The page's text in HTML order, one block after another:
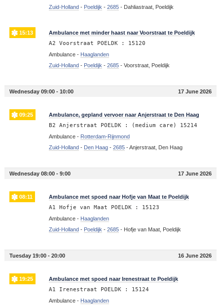
Zuid-Holland - Poeldijk- 2685- Dahliastraat, Poeldijk
15:13 Ambulance met minder haast naar Voorstraat te Poeldijk
A2 Voorstraat POELDK : 15120
Ambulance - Haaglanden
Zuid-Holland - Poeldijk- 2685- Voorstraat, Poeldijk
Wednesday 09:00 - 10:00 17 June 2026
09:25 Ambulance, gepland vervoer naar Anjerstraat te Den Haag
B2 Anjerstraat POELDK : (medium care) 15214
Ambulance - Rotterdam-Rijnmond
Zuid-Holland - Den Haag- 2685-Anjerstraat, Den Haag
Wednesday 08:00 - 9:00 17 June 2026
08:11 Ambulance met spoed naar Hofje van Maat te Poeldijk
A1 Hofje van Maat POELDK : 15123
Ambulance - Haaglanden
Zuid-Holland - Poeldijk- 2685- Hofje van Maat, Poeldijk
Tuesday 19:00 - 20:00 16 June 2026
19:25 Ambulance met spoed naar Irenestraat te Poeldijk
A1 Irenestraat POELDK : 15124
Ambulance - Haaglanden